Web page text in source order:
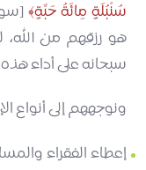
سُنْبُلَةٍ مِائَةُ حَبَّةٍ
هو رزقهم من الله،
سبحانه على أداء هذه
ونوجههم إلى أنواع
إعطاء الفقراء